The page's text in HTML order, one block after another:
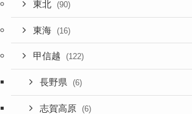
東北 (90)
東海 (16)
甲信越 (122)
長野県 (6)
志賀高原 (6)